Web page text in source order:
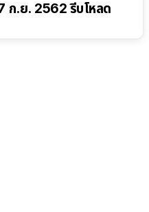
ก.ย. 2562 รีบโหลด